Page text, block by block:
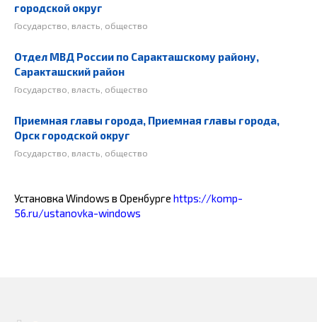
городской округ
Государство, власть, общество
Отдел МВД России по Саракташскому району,
Саракташский район
Государство, власть, общество
Приемная главы города, Приемная главы города,
Орск городской округ
Государство, власть, общество
Установка Windows в Оренбурге https://komp-
56.ru/ustanovka-windows